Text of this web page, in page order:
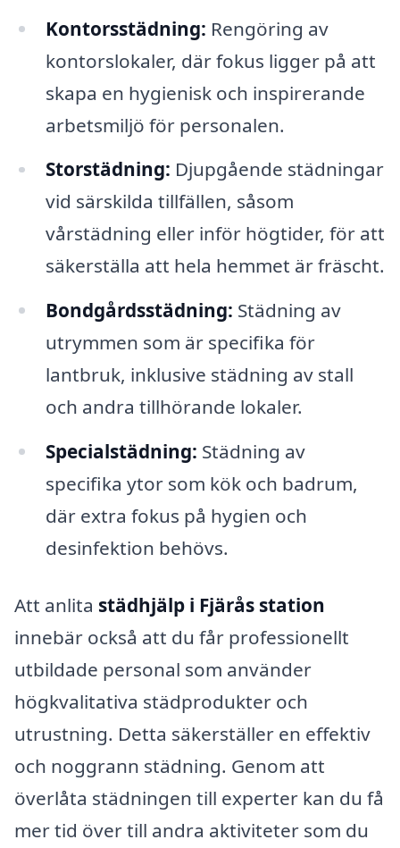
Kontorsstädning: Rengöring av
kontorslokaler, där fokus ligger på att
skapa en hygienisk och inspirerande
arbetsmiljö för personalen.
Storstädning: Djupgående städningar
vid särskilda tillfällen, såsom
vårstädning eller inför högtider, för att
säkerställa att hela hemmet är fräscht.
Bondgårdsstädning: Städning av
utrymmen som är specifika för
lantbruk, inklusive städning av stall
och andra tillhörande lokaler.
Specialstädning: Städning av
specifika ytor som kök och badrum,
där extra fokus på hygien och
desinfektion behövs.
Att anlita städhjälp i Fjärås station
innebär också att du får professionellt
utbildade personal som använder
högkvalitativa städprodukter och
utrustning. Detta säkerställer en effektiv
och noggrann städning. Genom att
överlåta städningen till experter kan du få
mer tid över till andra aktiviteter som du